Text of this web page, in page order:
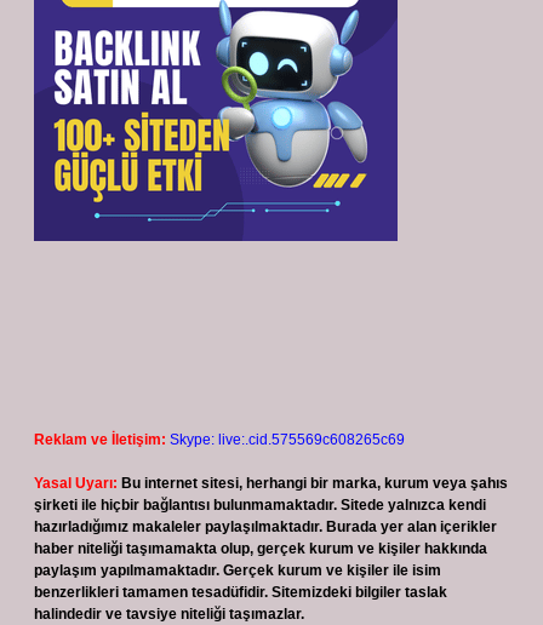
Reklam ve İletişim: Skype: live:.cid.575569c608265c69
Yasal Uyarı: Bu internet sitesi, herhangi bir marka, kurum veya şahıs
şirketi ile hiçbir bağlantısı bulunmamaktadır. Sitede yalnızca kendi
hazırladığımız makaleler paylaşılmaktadır. Burada yer alan içerikler
haber niteliği taşımamakta olup, gerçek kurum ve kişiler hakkında
paylaşım yapılmamaktadır. Gerçek kurum ve kişiler ile isim
benzerlikleri tamamen tesadüfidir. Sitemizdeki bilgiler taslak
halindedir ve tavsiye niteliği taşımazlar.